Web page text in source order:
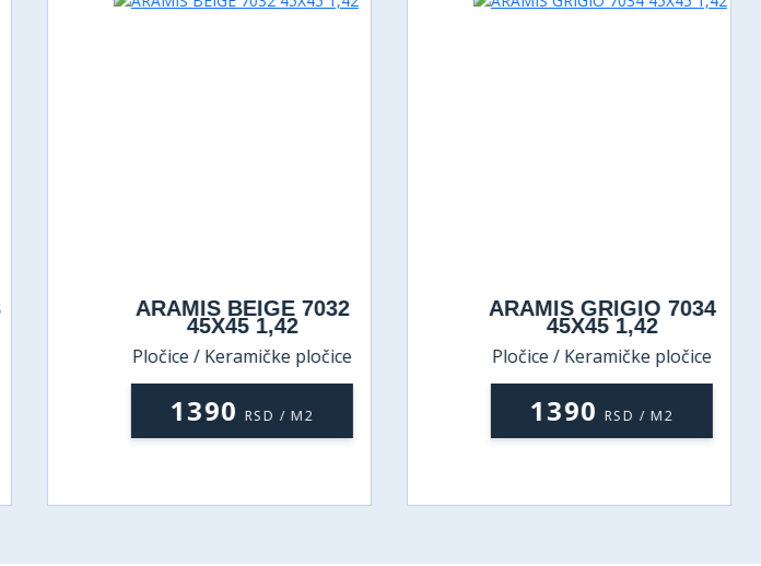
ARAMIS BEIGE 7032
45X45 1,42
Pločice / Keramičke pločice
1390 RSD / M2
ARAMIS GRIGIO 7034
45X45 1,42
Pločice / Keramičke pločice
1390 RSD / M2